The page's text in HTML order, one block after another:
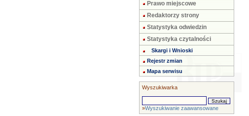
Prawo miejscowe
Redaktorzy strony
Statystyka odwiedzin
Statystyka czytalności
Skargi i Wnioski
Rejestr zmian
Mapa serwisu
Wyszukiwarka
»Wyszukiwanie zaawansowane